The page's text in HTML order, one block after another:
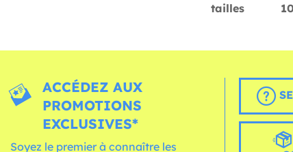
tailles
ACCÉDEZ AUX
PROMOTIONS
EXCLUSIVES*
Soyez le premier à connaître les